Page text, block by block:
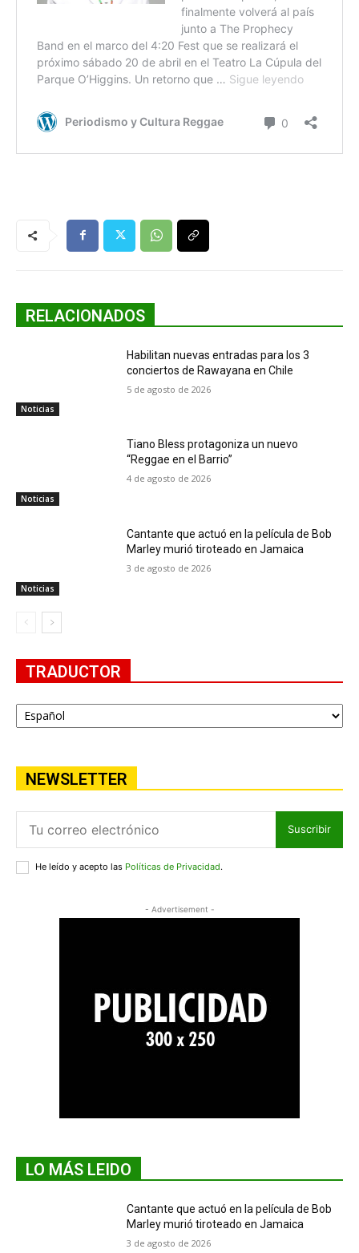
RELACIONADOS
Noticias
Habilitan nuevas entradas para los 3
conciertos de Rawayana en Chile
5 de agosto de 2026
Noticias
Tiano Bless protagoniza un nuevo
“Reggae en el Barrio”
4 de agosto de 2026
Noticias
Cantante que actuó en la película de Bob
Marley murió tiroteado en Jamaica
3 de agosto de 2026
TRADUCTOR
NEWSLETTER
Suscribir
He leído y acepto las Políticas de Privacidad.
- Advertisement -
LO MÁS LEIDO
Cantante que actuó en la película de Bob
Marley murió tiroteado en Jamaica
3 de agosto de 2026